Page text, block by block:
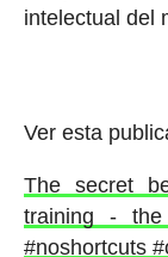
intelectual del
Ver esta
The secret
training -
#noshortcuts